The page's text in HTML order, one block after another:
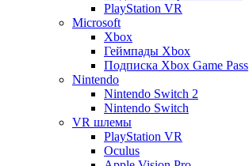
PlayStation VR
Microsoft
Xbox
Геймпады Xbox
Подписка Xbox Game Pass
Nintendo
Nintendo Switch 2
Nintendo Switch
VR шлемы
PlayStation VR
Oculus